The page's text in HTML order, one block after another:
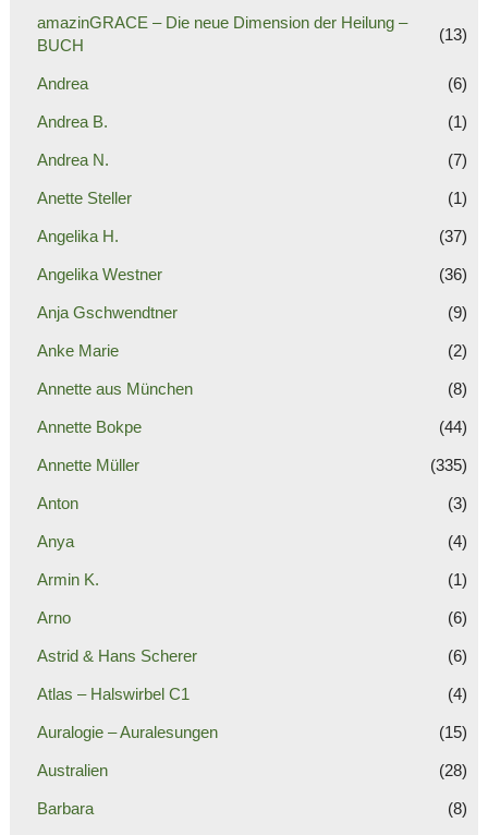
amazinGRACE – Die neue Dimension der Heilung –
BUCH
(13)
Andrea (6)
Andrea B. (1)
Andrea N. (7)
Anette Steller (1)
Angelika H. (37)
Angelika Westner (36)
Anja Gschwendtner (9)
Anke Marie (2)
Annette aus München (8)
Annette Bokpe (44)
Annette Müller (335)
Anton (3)
Anya (4)
Armin K. (1)
Arno (6)
Astrid & Hans Scherer (6)
Atlas – Halswirbel C1 (4)
Auralogie – Auralesungen (15)
Australien (28)
Barbara (8)